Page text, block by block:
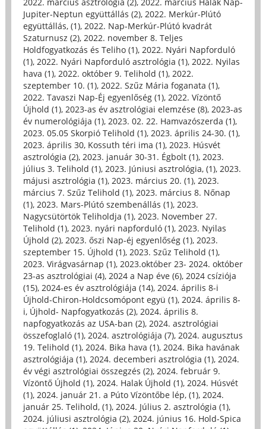
Jupiter-Neptun együttállás (2), 2022. Merkúr-Plútó
együttállás, (1), 2022. Nap-Merkúr-Plútó kvadrát
Szaturnusz (2), 2022. november 8. Teljes
Holdfogyatkozás és Teliho (1), 2022. Nyári Napforduló
(1), 2022. Nyári Napforduló asztrológia (1), 2022. Nyilas
hava (1), 2022. október 9. Telihold (1), 2022.
szeptember 10. (1), 2022. Szűz Mária foganata (1),
2022. Tavaszi Nap-Éj egyenlőség (1), 2022. Vízöntő
Újhold (1), 2023-as év asztrológiai elemzése (8), 2023-as
év numerológiája (1), 2023. 02. 22. Hamvazószerda (1),
2023. 05.05 Skorpió Telihold (1), 2023. április 24-30. (1),
2023. április 30, Kossuth téri ima (1), 2023. Húsvét
asztrológia (2), 2023. január 30-31. Égbolt (1), 2023.
július 3. Telihold (1), 2023. Júniusi asztrológia, (1), 2023.
májusi asztrológia (1), 2023. március 20. (1), 2023.
március 7. Szűz Telihold (1), 2023. március 8. Nőnap
(1), 2023. Mars-Plútó szembenállás (1), 2023.
Nagycsütörtök Teliholdja (1), 2023. November 27.
Telihold (1), 2023. nyári napforduló (1), 2023. Nyilas
Újhold (2), 2023. őszi Nap-éj egyenlőség (1), 2023.
szeptember 15. Újhold (1), 2023. Szűz Telihold (1),
2023. Virágvasárnap (1), 2023.október 23- 2024. október
23-as asztrológiai (4), 2024 a Nap éve (6), 2024 csíziója
(15), 2024-es év asztrológiája (14), 2024. április 8-i
Újhold-Chiron-Holdcsomópont együ (1), 2024. április 8-
i, Újhold- Napfogyatkozás (2), 2024. április 8.
napfogyatkozás az USA-ban (2), 2024. asztrológiai
összefoglaló (1), 2024. asztrológiája (7), 2024. augusztus
19. Telihold (1), 2024. Bika hava (1), 2024. Bika havának
asztrológiája (1), 2024. decemberi asztrológia (1), 2024.
év végi asztrológiai összegzés (2), 2024. február 9.
Vízöntő Újhold (1), 2024. Halak Újhold (1), 2024. Húsvét
(1), 2024. január 21. a Púto Vízöntőbe lép, (1), 2024.
január 25. Telihold, (1), 2024. Július 2. asztrológia (1),
2024. júliusi asztrológia (2), 2024. június 16. Hold-Spica